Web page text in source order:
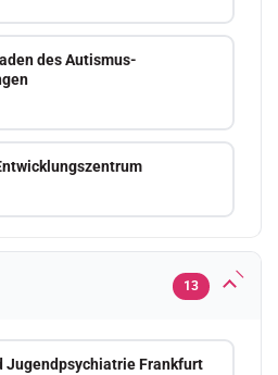
des Autismus-
13
Jugendpsychiatrie Frankfurt